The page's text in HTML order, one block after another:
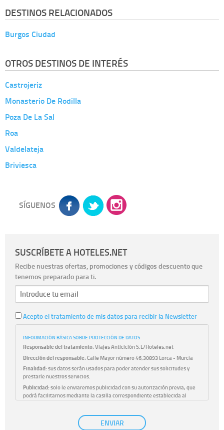
DESTINOS RELACIONADOS
Burgos Ciudad
OTROS DESTINOS DE INTERÉS
Castrojeriz
Monasterio De Rodilla
Poza De La Sal
Roa
Valdelateja
Briviesca
SÍGUENOS
SUSCRÍBETE A HOTELES.NET
Recibe nuestras ofertas, promociones y códigos descuento que
tenemos preparado para ti.
Acepto el tratamiento de mis datos para recibir la Newsletter
INFORMACIÓN BÁSICA SOBRE PROTECCIÓN DE DATOS
Responsable del tratamiento:Viajes Anticiclón S.L/Hoteles.net
Dirección del responsable:Calle Mayor número 46,30893 Lorca - Murcia
Finalidad:sus datos serán usados para poder atender sus solicitudes y
prestarle nuestros servicios.
Publicidad:solo le enviaremos publicidad con su autorización previa, que
podrá facilitarnos mediante la casilla correspondiente establecida al
únicamente trataremos sus datos con su consentimiento
previo, que podrá facilitarnos mediante la casilla correspondiente
ENVIAR